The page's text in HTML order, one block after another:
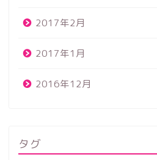
2017年2月
2017年1月
2016年12月
タグ